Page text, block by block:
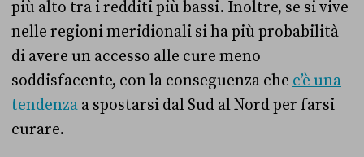
più alto tra i redditi più bassi. Inoltre, se si vive
nelle regioni meridionali si ha più probabilità
di avere un accesso alle cure meno
soddisfacente, con la conseguenza che c’è una
tendenza a spostarsi dal Sud al Nord per farsi
curare.